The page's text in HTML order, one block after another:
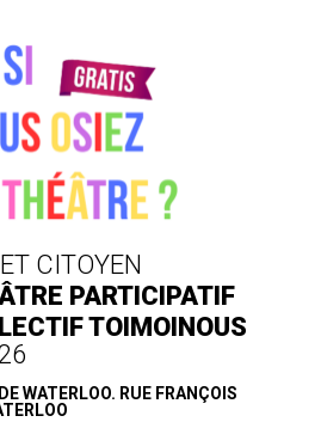
CITOYEN
PARTICIPATIF
TOIMOINOUS
WATERLOO. RUE FRANÇOIS